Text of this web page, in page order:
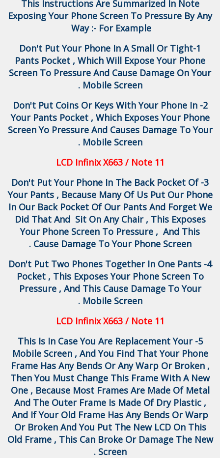
This Instructions Are Summarized In Note
Exposing Your Phone Screen To Pressure By Any
Way :- For Example
1-Don't Put Your Phone In A Small Or Tight
Pants Pocket , Which Will Expose Your Phone
Screen To Pressure And Cause Damage On Your
Mobile Screen .
2- Don't Put Coins Or Keys With Your Phone In
Your Pants Pocket , Which Exposes Your Phone
Screen Yo Pressure And Causes Damage To Your
Mobile Screen .
LCD Infinix X663 / Note 11
3- Don't Put Your Phone In The Back Pocket Of
Your Pants , Because Many Of Us Put Our Phone
In Our Back Pocket Of Our Pants And Forget We
Did That And Sit On Any Chair , This Exposes
Your Phone Screen To Pressure , And This
Cause Damage To Your Phone Screen .
4- Don't Put Two Phones Together In One Pants
Pocket , This Exposes Your Phone Screen To
Pressure , And This Cause Damage To Your
Mobile Screen .
LCD Infinix X663 / Note 11
5- This Is In Case You Are Replacement Your
Mobile Screen , And You Find That Your Phone
Frame Has Any Bends Or Any Warp Or Broken ,
Then You Must Change This Frame With A New
One , Because Most Frames Are Made Of Metal
And The Outer Frame Is Made Of Dry Plastic ,
And If Your Old Frame Has Any Bends Or Warp
Or Broken And You Put The New LCD On This
Old Frame , This Can Broke Or Damage The New
Screen .